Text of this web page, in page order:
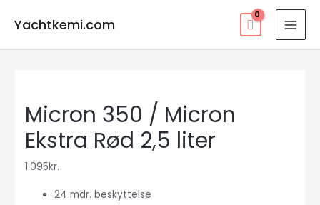
Yachtkemi.com
Micron 350 / Micron
Ekstra Rød 2,5 liter
1.095kr.
24 mdr. beskyttelse